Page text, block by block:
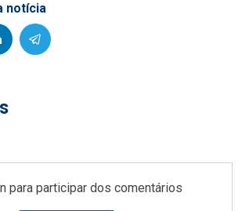
notícia
para participar dos comentários